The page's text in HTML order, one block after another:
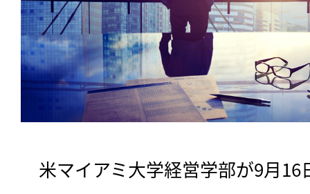
米マイアミ大学経営学部が9月16